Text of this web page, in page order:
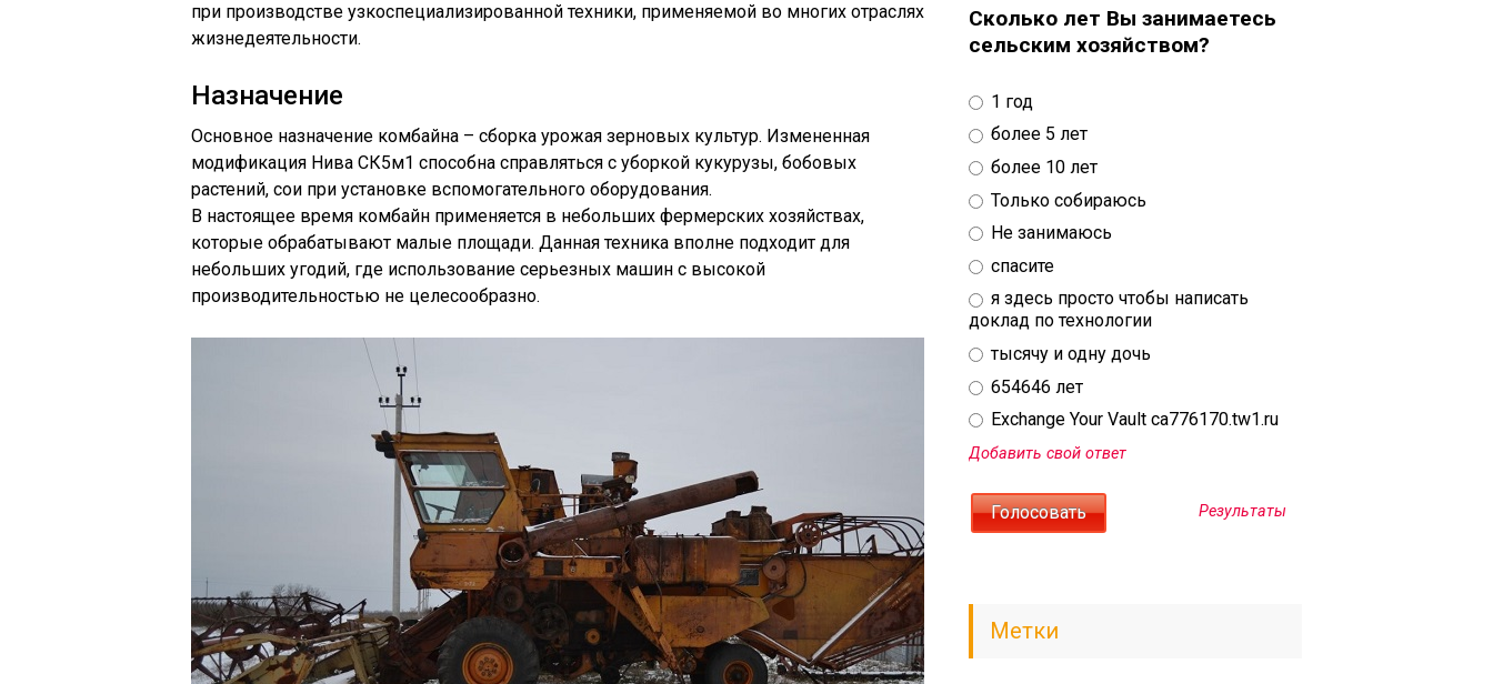
при производстве узкоспециализированной техники, применяемой во многих отраслях
жизнедеятельности.
Назначение
Основное назначение комбайна – сборка урожая зерновых культур. Измененная
модификация Нива СК5м1 способна справляться с уборкой кукурузы, бобовых
растений, сои при установке вспомогательного оборудования.
В настоящее время комбайн применяется в небольших фермерских хозяйствах,
которые обрабатывают малые площади. Данная техника вполне подходит для
небольших угодий, где использование серьезных машин с высокой
производительностью не целесообразно.
Сколько лет Вы занимаетесь
сельским хозяйством?
1 год
более 5 лет
более 10 лет
Только собираюсь
Не занимаюсь
спасите
я здесь просто чтобы написать
доклад по технологии
тысячу и одну дочь
654646 лет
Exchange Your Vault ca776170.tw1.ru
Добавить свой ответ
Результаты
Метки